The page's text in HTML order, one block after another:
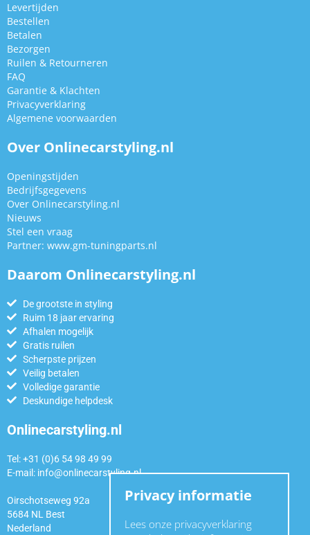
Levertijden
Bestellen
Betalen
Bezorgen
Ruilen & Retourneren
FAQ
Garantie & Klachten
Privacyverklaring
Algemene voorwaarden
Over Onlinecarstyling.nl
Openingstijden
Bedrijfsgegevens
Over Onlinecarstyling.nl
Nieuws
Stel een vraag
Partner: www.gm-tuningparts.nl
Daarom Onlinecarstyling.nl
De grootste in styling
Ruim 18 jaar ervaring
Afhalen mogelijk
Gratis ruilen
Scherpste prijzen
Veilig betalen
Volledige garantie
Deskundige helpdesk
Onlinecarstyling.nl
Tel: +31 (0)6 54 98 49 99
E-mail: info@onlinecarstyling.nl
Oirschotseweg 92a
5684 NL Best
Nederland
Privacy informatie
Lees onze privacyverklaring